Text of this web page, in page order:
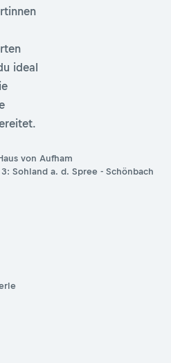
ideal
von Aufham
Sohland a. d. Spree - Schönbach